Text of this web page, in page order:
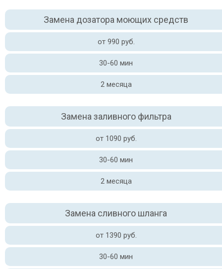
Замена дозатора моющих средств
от 990 руб.
30-60 мин
2 месяца
Замена заливного фильтра
от 1090 руб.
30-60 мин
2 месяца
Замена сливного шланга
от 1390 руб.
30-60 мин